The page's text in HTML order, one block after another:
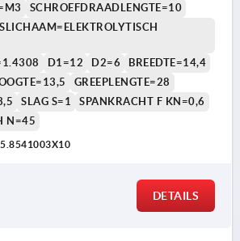
SCHROEFDRAADLENGTE=10
D1=12 D2=6
BREEDTE=14,4
GREEPLENGTE=28
SLAG S=1
SPANKRACHT F KN=0,6
N=45
DETAILS